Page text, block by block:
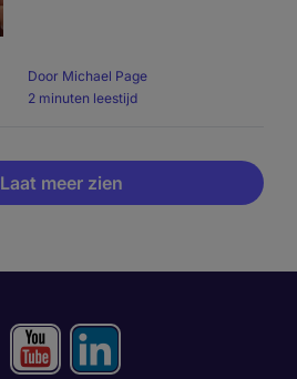
Door Michael Page
2 minuten leestijd
Laat meer zien